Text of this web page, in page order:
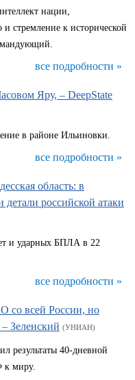
нации,
и стремление к исторической
все подробности »
Яру, – DeepState
в районе Ильиновки.
все подробности »
область: в
российской атаки
и ударных БПЛА в 22
все подробности »
со всей России, но
Зеленский (УНИАН)
результаты 40-дневной
к миру.